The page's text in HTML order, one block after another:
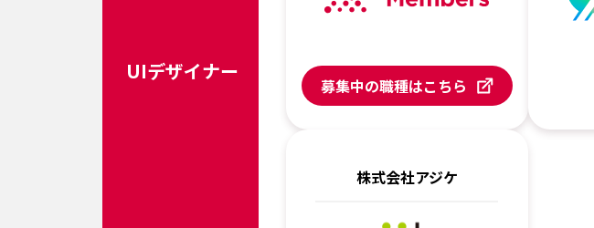
UIデザイナー
募集中の職種はこちら
株式会社アジケ